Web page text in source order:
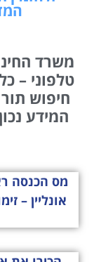
משרד
טלפוני –
חיפוש תור
מס הכנסה
אונליין –